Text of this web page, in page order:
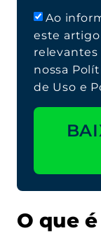
Ao
este
relevantes
nossa
de Uso e
O que